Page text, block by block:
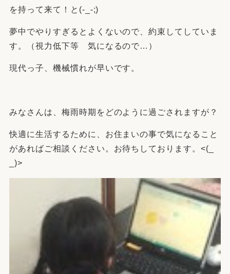
を持って来て！と(-_-;)
夢中でやりすぎるとよくないので、約束してしていま
す。（視力低下等 気になるので…）
現代っ子、機械慣れが早いです。
みなさんは、梅雨時期をどのように過ごされますが？
快適に生活するために、お住まいの事で気になること
があればご相談ください。お待ちしております。<(_
_)>